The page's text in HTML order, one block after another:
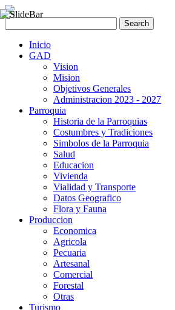
Inicio
GAD
Vision
Mision
Objetivos Generales
Administracion 2023 - 2027
Parroquia
Historia de la Parroquias
Costumbres y Tradiciones
Simbolos de la Parroquia
Salud
Educacion
Vivienda
Vialidad y Transporte
Datos Geografico
Flora y Fauna
Produccion
Economica
Agricola
Pecuaria
Artesanal
Comercial
Forestal
Otras
Turismo